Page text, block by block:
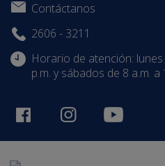
Contáctanos
2606 - 3211
Horario de atención:
p.m. y sábados de 8 a.m. a